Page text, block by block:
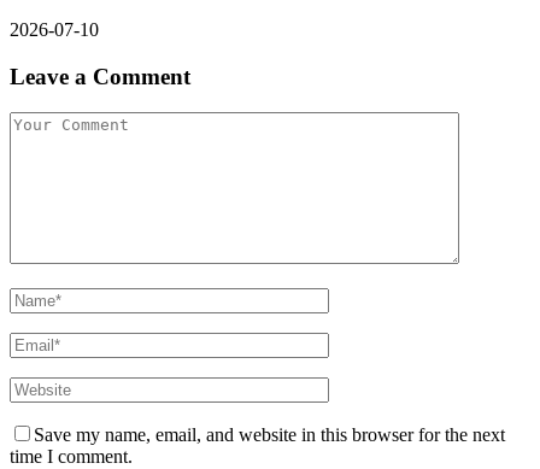
2026-07-10
Leave a Comment
Save my name, email, and website in this browser for the next
time I comment.